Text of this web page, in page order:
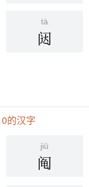
tà
闼
的汉字
jiū
阄